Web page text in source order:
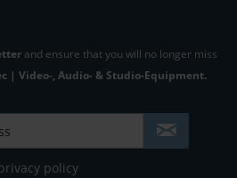
and ensure that you will no longer miss
| Video-, Audio- & Studio-Equipment.
policy